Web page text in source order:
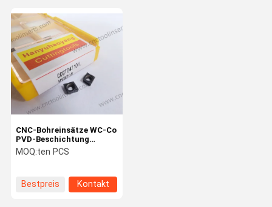
CNC-Bohreinsätze WC-Co
PVD-Beschichtung
CCGT04T101L HYB208,
Anwendbar für alle
Materialien außer
Superlegierungen
MOQ:ten PCS
Bestpreis Kontakt